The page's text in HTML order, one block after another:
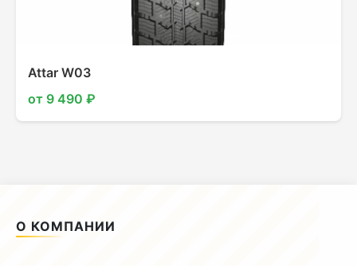
Attar W03
от 9 490 ₽
О КОМПАНИИ